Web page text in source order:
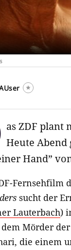
as ZDF plant
Heute Abend
Hand”
Fernsehfilm
sucht der
Lauterbach)
Mörder
die einem